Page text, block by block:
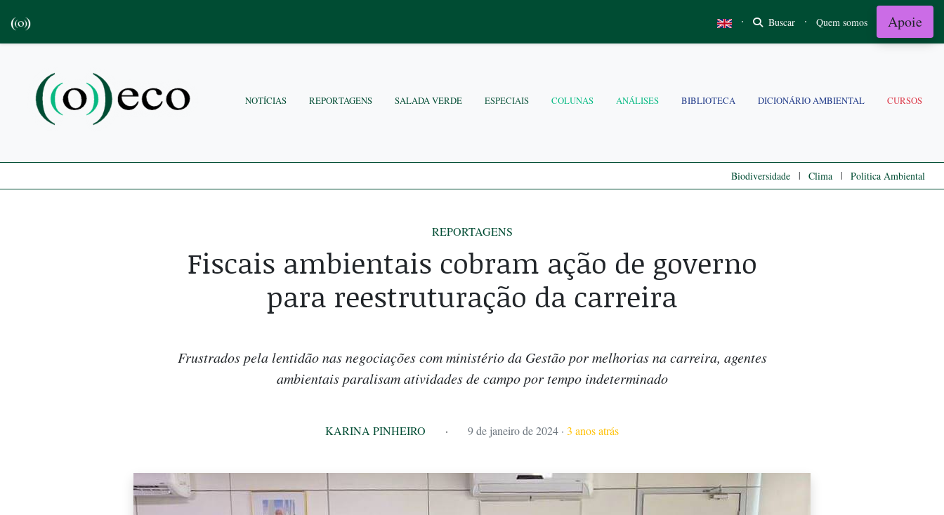
· Buscar · Quem somos Apoie
NOTÍCIAS REPORTAGENS SALADA VERDE ESPECIAIS COLUNAS ANÁLISES BIBLIOTECA DICIONÁRIO AMBIENTAL CURSOS
Biodiversidade | Clima | Politica Ambiental
REPORTAGENS
Fiscais ambientais cobram ação de governo
para reestruturação da carreira
Frustrados pela lentidão nas negociações com ministério da Gestão por melhorias na carreira, agentes
ambientais paralisam atividades de campo por tempo indeterminado
KARINA PINHEIRO · 9 de janeiro de 2024 · 3 anos atrás